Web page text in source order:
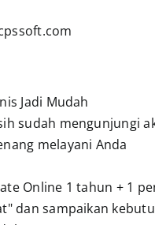
Jadi Mudah
sudah mengunjungi
melayani Anda
Online 1 tahun + 1
dan sampaikan